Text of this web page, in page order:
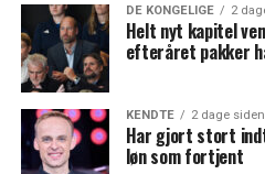
DE KONGELIGE 2
Helt nyt kapitel
efteråret pakker
KENDTE 2 dage siden
Har gjort stort
løn som fortjent